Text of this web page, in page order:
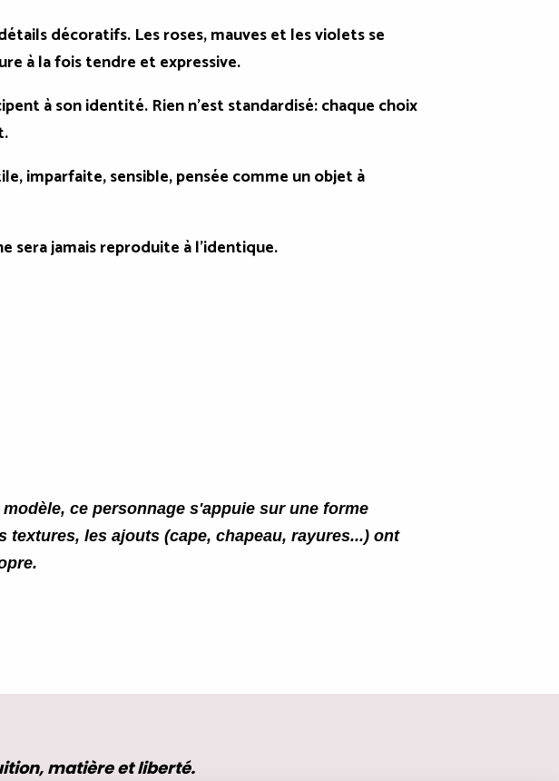
décoratifs. Les roses, mauves et les violets se
à la fois tendre et expressive.
à son identité. Rien n'est standardisé: chaque choix
imparfaite, sensible, pensée comme un objet à
sera jamais reproduite à l'identique.
ce personnage s'appuie sur une forme
les ajouts (cape, chapeau, rayures...) ont
matière et liberté.